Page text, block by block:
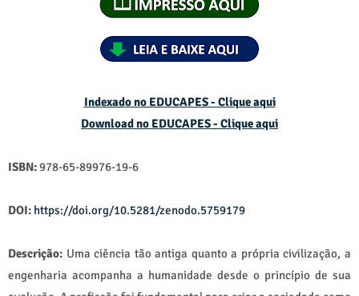
Indexado no EDUCAPES - Clique aqui
Download no EDUCAPES - Clique aqui
ISBN:978-65-89976-19-6
DOI: https://doi.org/10.5281/zenodo.5759179
Descrição: Uma ciência tão antiga quanto a própria civilização, a
engenharia acompanha a humanidade desde o princípio de sua